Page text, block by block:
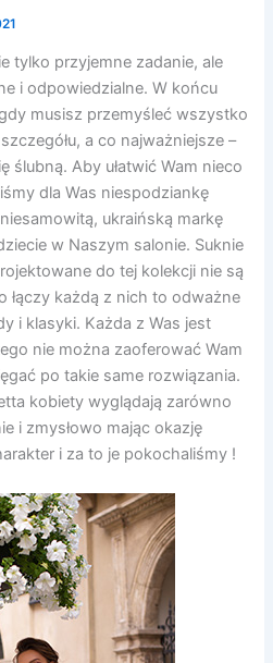
tylko przyjemne zadanie, ale
i odpowiedzialne. W końcu
musisz przemyśleć wszystko
a co najważniejsze –
ślubną. Aby ułatwić Wam nieco
dla Was niespodziankę
ukraińską markę
w Naszym salonie. Suknie
do tej kolekcji nie są
łączy każdą z nich to odważne
i klasyki. Każda z Was jest
nie można zaoferować Wam
po takie same rozwiązania.
kobiety wyglądają zarówno
i zmysłowo mając okazję
i za to je pokochaliśmy !